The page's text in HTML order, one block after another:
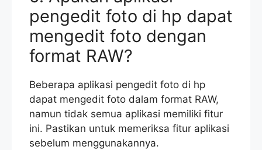
pengedit foto di hp dapat
mengedit foto dengan
format RAW?
Beberapa aplikasi pengedit foto di hp
dapat mengedit foto dalam format RAW,
namun tidak semua aplikasi memiliki fitur
ini. Pastikan untuk memeriksa fitur aplikasi
sebelum menggunakannya.